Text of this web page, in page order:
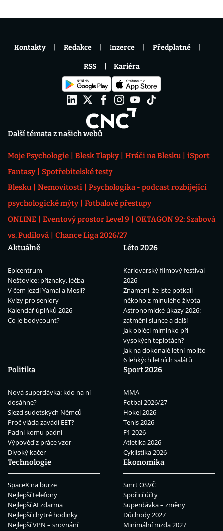
Další témata z našich webů
Moje Psychologie Blesk Tlapky Hráči na Blesku
iSport
Fantasy
Spotřebitelské testy
Blesku
Nemovitosti
Psychologika - podcast rozbíjející
psychologické mýty
Fotbalové přestupy
ONLINE
Eventový prostor Level 9
OKTAGON 92: Szabová
vs. Pudilová
Chance Liga 2026/27
Aktuálně
Epicentrum
Neštovice: příznaky, léčba
V čem jezdí Yamal a Mesii?
Kvízy pro seniory
Kalendář úplňků 2026
Co je bodycount?
Léto 2026
Karlovarský filmový festival
2026
Znamení, že jste potkali
někoho z minulého života
Astronomické úkazy 2026:
zatmění slunce a další
Jak obléci miminko při
vysokých teplotách?
Jak na dokonalé letní mojito
6 lehkých letních salátů
Politika
Nová superdávka: kdo na ní
dosáhne?
Sjezd sudetských Němců
Proč vláda zavádí EET?
Padni komu padni
Výpověď z práce vzor
Divoký kačer
Sport 2026
MMA
Fotbal 2026/27
Hokej 2026
Tenis 2026
F1 2026
Atletika 2026
Cyklistika 2026
Technologie
SpaceX na burze
Nejlepší telefony
Nejlepší AI zdarma
Nejlepší chytré hodinky
Nejlepší VPN – srovnání
Ekonomika
Smrt OSVČ
Spořicí účty
Superdávka – změny
Důchody 2027
Minimální mzda 2027
Kontakty Redakce Inzerce Předplatné
RSS Kariéra